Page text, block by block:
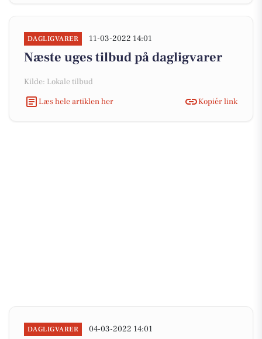
DAGLIGVARER 11-03-2022 14:01
Næste uges tilbud på dagligvarer
Kilde: Lokale tilbud
Læs hele artiklen her
Kopiér link
DAGLIGVARER 04-03-2022 14:01